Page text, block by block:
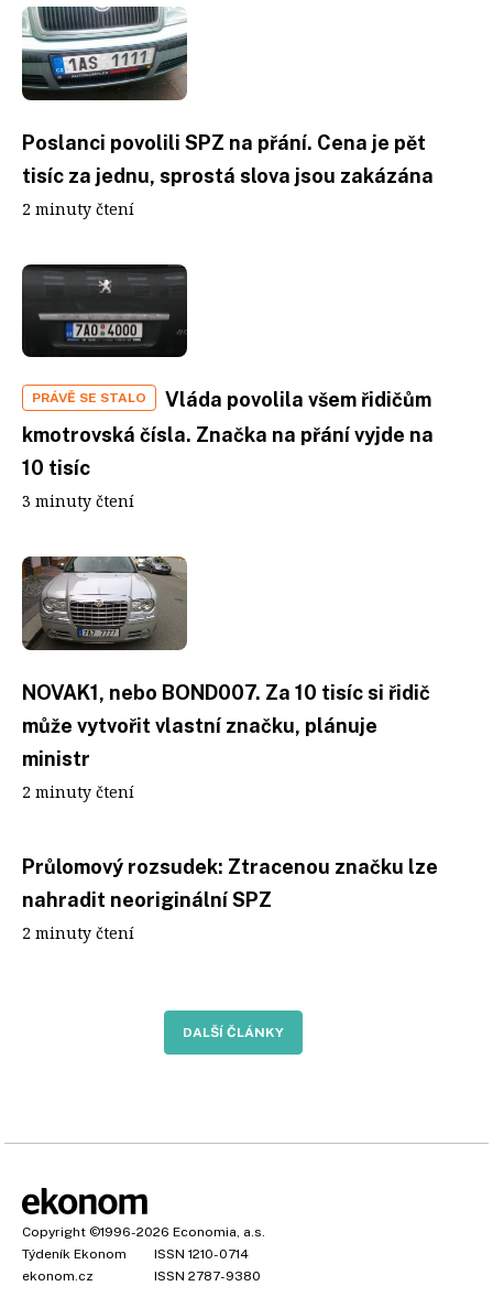
Poslanci povolili SPZ na přání. Cena je pět
tisíc za jednu, sprostá slova jsou zakázána
2 minuty čtení
PRÁVĚ SE STALO
Vláda povolila všem řidičům
kmotrovská čísla. Značka na přání vyjde na
10 tisíc
3 minuty čtení
NOVAK1, nebo BOND007. Za 10 tisíc si řidič
může vytvořit vlastní značku, plánuje
ministr
2 minuty čtení
Průlomový rozsudek: Ztracenou značku lze
nahradit neoriginální SPZ
2 minuty čtení
DALŠÍ ČLÁNKY
Copyright ©1996-2026 Economia, a.s.
Týdeník Ekonom
ISSN 1210-0714
ekonom.cz
ISSN 2787-9380